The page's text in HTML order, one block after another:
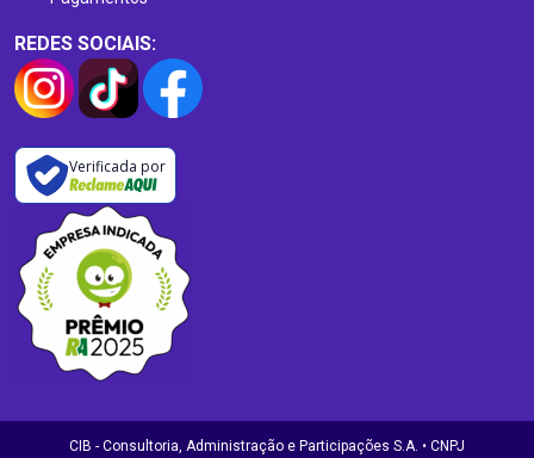
REDES SOCIAIS:
Verificada por
CIB - Consultoria, Administração e Participações S.A. • CNPJ